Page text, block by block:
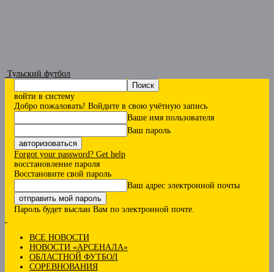
Тульский футбол
войти в систему
Добро пожаловать! Войдите в свою учётную запись
Ваше имя пользователя
Ваш пароль
Forgot your password? Get help
восстановление пароля
Восстановите свой пароль
Ваш адрес электронной почты
Пароль будет выслан Вам по электронной почте.
ВСЕ НОВОСТИ
НОВОСТИ «АРСЕНАЛА»
ОБЛАСТНОЙ ФУТБОЛ
СОРЕВНОВАНИЯ